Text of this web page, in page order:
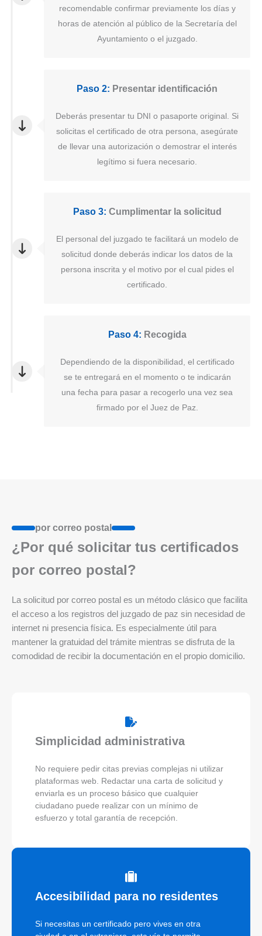
recomendable confirmar previamente los días y
horas de atención al público de la Secretaría del
Ayuntamiento o el juzgado.
Paso 2: Presentar identificación
Deberás presentar tu DNI o pasaporte original. Si
solicitas el certificado de otra persona, asegúrate
de llevar una autorización o demostrar el interés
legítimo si fuera necesario.
Paso 3: Cumplimentar la solicitud
El personal del juzgado te facilitará un modelo de
solicitud donde deberás indicar los datos de la
persona inscrita y el motivo por el cual pides el
certificado.
Paso 4: Recogida
Dependiendo de la disponibilidad, el certificado
se te entregará en el momento o te indicarán
una fecha para pasar a recogerlo una vez sea
firmado por el Juez de Paz.
por correo postal
¿Por qué solicitar tus certificados
por correo postal?
La solicitud por correo postal es un método clásico que facilita
el acceso a los registros del juzgado de paz sin necesidad de
internet ni presencia física. Es especialmente útil para
mantener la gratuidad del trámite mientras se disfruta de la
comodidad de recibir la documentación en el propio domicilio.
Simplicidad administrativa
No requiere pedir citas previas complejas ni utilizar
plataformas web. Redactar una carta de solicitud y
enviarla es un proceso básico que cualquier
ciudadano puede realizar con un mínimo de
esfuerzo y total garantía de recepción.
Accesibilidad para no residentes
Si necesitas un certificado pero vives en otra